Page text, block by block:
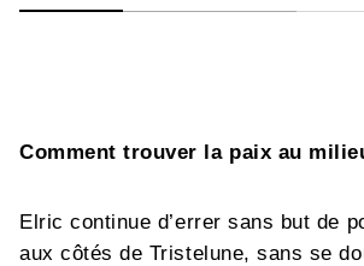
Comment trouver la paix au
Elric continue d’errer sans but de
aux côtés de Tristelune, sans se